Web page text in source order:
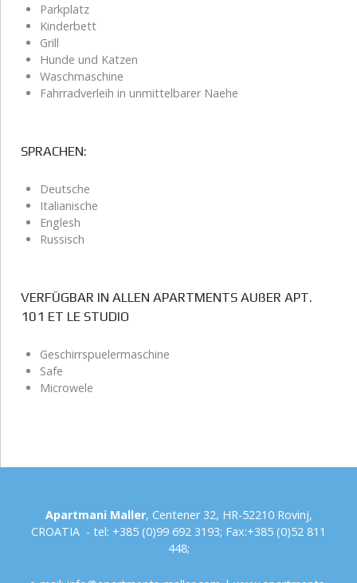
Parkplatz
Kinderbett
Grill
Hunde und Katzen
Waschmaschine
Fahrradverleih in unmittelbarer Naehe
SPRACHEN:
Deutsche
Italianische
Englesh
Russisch
VERFÜGBAR IN ALLEN APARTMENTS AUßER APT.
101 ET LE STUDIO
Geschirrspuelermaschine
Safe
Microwele
Apartmani Maller, Centener 32, HR-52210 Rovinj,
CROATIA - tel: +385 (0)99 692 3193; Fax:+385 (0)52 811
448;